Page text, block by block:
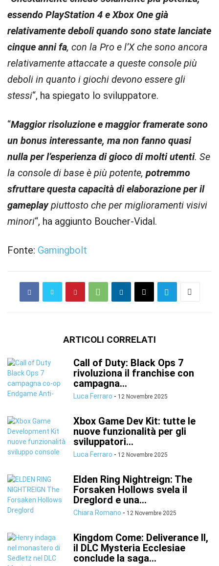
essendo PlayStation 4 e Xbox One già
relativamente deboli quando sono state lanciate
cinque anni fa, con la Pro e l’X che sono ancora
relativamente attaccate a queste console più
deboli in quanto i giochi devono essere gli
stessi“, ha spiegato lo sviluppatore.
“Maggior risoluzione e maggior framerate sono
un bonus interessante, ma non fanno quasi
nulla per l’esperienza di gioco di molti utenti. Se
la console di base è più potente, potremmo
sfruttare questa capacità di elaborazione per il
gameplaypiuttosto che per miglioramenti visivi
minori“, ha aggiunto Boucher-Vidal.
Fonte: Gamingbolt
ARTICOLI CORRELATI
Call of Duty: Black Ops 7
rivoluziona il franchise con
campagna...
Luca Ferraro - 12 Novembre 2025
Xbox Game Dev Kit: tutte le
nuove funzionalità per gli
sviluppatori...
Luca Ferraro - 12 Novembre 2025
Elden Ring Nightreign: The
Forsaken Hollows svela il
Dreglord e una...
Chiara Romano - 12 Novembre 2025
Kingdom Come: Deliverance II,
il DLC Mysteria Ecclesiae
conclude la saga...